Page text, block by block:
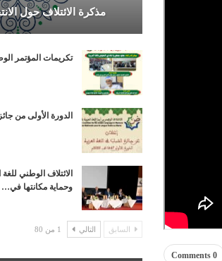
0 Comments
مذكرة الائتلاف حول
تكريمات المؤتمر
الدورة الأولى من
الائتلاف الوطني
وحماية مكانتها في…
السابق التالي 1 من 80